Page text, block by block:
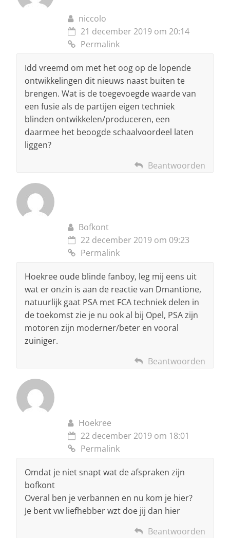
niccolo
21 december 2019 om 20:14
Permalink
Idd vreemd om met het oog op de lopende
ontwikkelingen dit nieuws naast buiten te
brengen. Wat is de toegevoegde waarde van
een fusie als de partijen eigen techniek
blinden ontwikkelen/produceren, een
daarmee het beoogde schaalvoordeel laten
liggen?
Beantwoorden
Bofkont
22 december 2019 om 09:23
Permalink
Hoekree oude blinde fanboy, leg mij eens uit
wat er onzin is aan de reactie van Dmantione,
natuurlijk gaat PSA met FCA techniek delen in
de toekomst zie je nu ook al bij Opel, PSA zijn
motoren zijn moderner/beter en vooral
zuiniger.
Beantwoorden
Hoekree
22 december 2019 om 18:01
Permalink
Omdat je niet snapt wat de afspraken zijn
bofkont
Overal ben je verbannen en nu kom je hier?
Je bent vw liefhebber wzt doe jij dan hier
Beantwoorden